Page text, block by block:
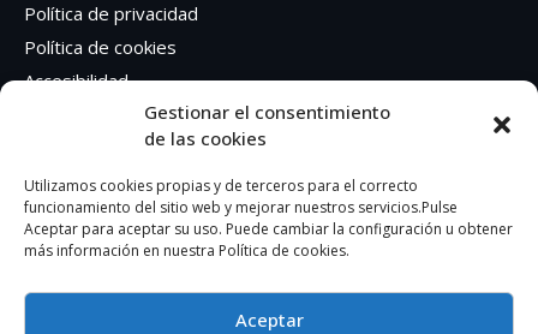
Gestionar el consentimiento
de las cookies
Utilizamos cookies propias y de terceros para el correcto
funcionamiento del sitio web y mejorar nuestros servicios.Pulse
Aceptar para aceptar su uso. Puede cambiar la configuración u obtener
más información en nuestra Política de cookies.
Aceptar
Política de privacidad
Política de cookies
Accesibilidad
Síguenos en Redes sociales
Facebook
Instagram